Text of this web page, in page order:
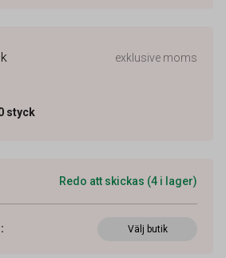
exklusive moms
styck
Redo att skickas (4 i lager)
: Välj butik